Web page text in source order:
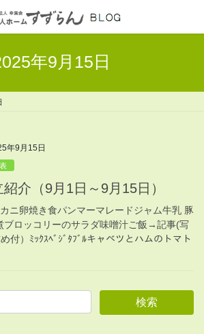
年9月15日
年9月15日
介（9月1日～9月15日）
ニ卵焼き食パンマーマレードジャム牛乳 豚
ブロッコリーのサラダ味噌汁ご飯→記事(写
付）ﾐｯｸｽﾍﾞｼﾞﾀﾌﾞﾙキャベツとハムのトマト